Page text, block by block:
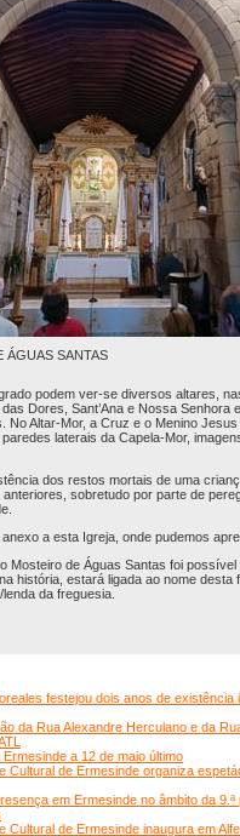
ÁGUAS SANTAS
podem ver-se diversos altares,
Dores, Sant’Ana e Nossa
No Altar-Mor, a Cruz e o Menino
laterais da Capela-Mor,
dos restos mortais de uma
sobretudo por parte de
a esta Igreja, onde pudemos
Mosteiro de Águas Santas foi
história, estará ligada ao nome
da freguesia.
festejou dois anos de existência
da Rua Alexandre Herculano e da
a 12 de maio último
Cultural de Ermesinde organiza
em Ermesinde no âmbito da
Cultural de Ermesinde inaugura em